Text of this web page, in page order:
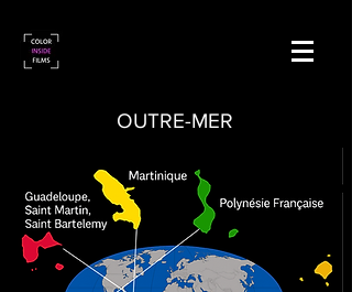
OUTRE-MER